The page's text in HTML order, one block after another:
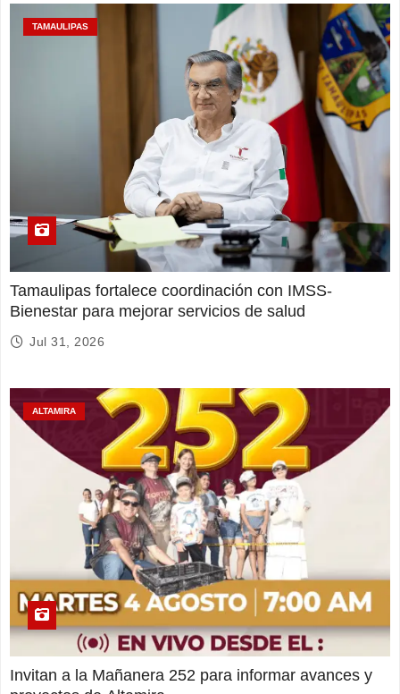
TAMAULIPAS
Tamaulipas fortalece coordinación con IMSS-
Bienestar para mejorar servicios de salud
Jul 31, 2026
ALTAMIRA
Invitan a la Mañanera 252 para informar avances y